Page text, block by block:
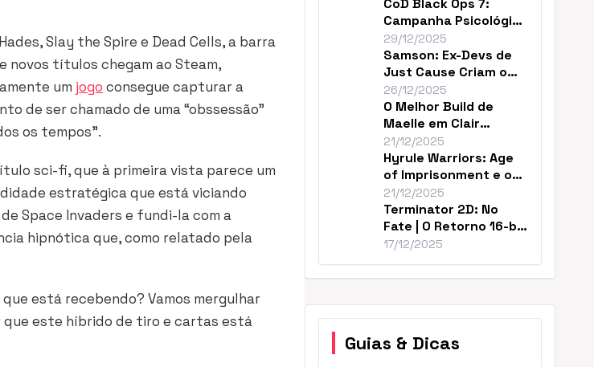
Hades,Slay the Spire e Dead Cells, a barra
novos títulos chegam ao Steam,
um jogo consegue capturar a
de ser chamado de uma “obssessão”
os tempos”.
sci-fi, que à primeira vista parece um
estratégica que está viciando
Space Invaders e fundi-la com a
hipnótica que, como relatado pela
está recebendo? Vamos mergulhar
que este híbrido de tiro e cartas está
CoD Black Ops 7:
Campanha Psicológica
e Continuidade em
2035
29/12/2025
Samson: Ex-Devs de
Just Cause Criam o
‘Mad Max…Payne’
26/12/2025
O Melhor Build de
Maelle em Clair
Obscur (DPS Máximo)
21/12/2025
Hyrule Warriors: Age
of Imprisonment e o
Cânone de Zelda
21/12/2025
Terminator 2D: No
Fate | O Retorno 16-bit
Perfeito de T2
17/12/2025
Guias & Dicas